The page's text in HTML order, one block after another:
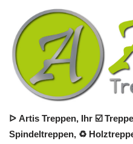
ᐅ Artis Treppen, Ihr ☑️
Spindeltreppen, ♻